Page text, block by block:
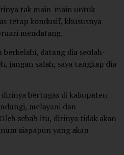
tak main-main untuk
tetap kondusif, khususnya
mendatang.
berkelahi, datang dia seolah-
jangan salah, saya tangkap dia
bertugas di kabupaten
melayani dan
sebab itu, dirinya tidak akan
siapapun yang akan